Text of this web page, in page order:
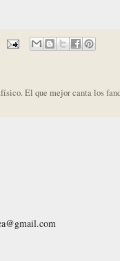
El que mejor canta los